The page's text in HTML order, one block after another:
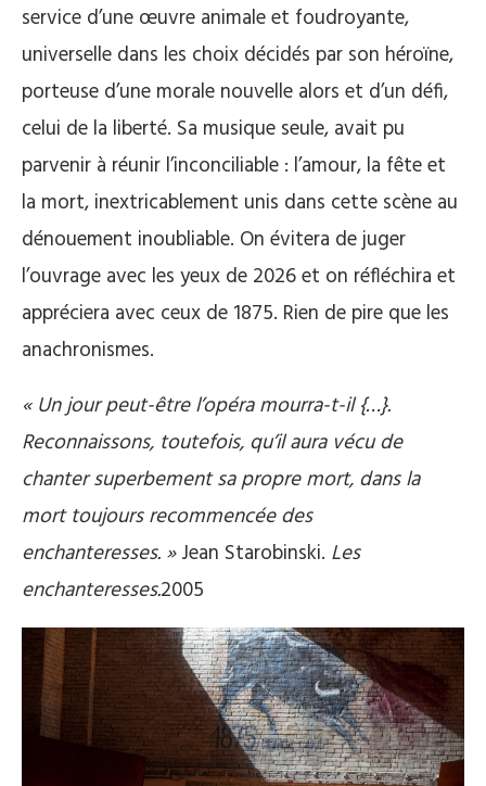
service d’une œuvre animale et foudroyante,
universelle dans les choix décidés par son héroïne,
porteuse d’une morale nouvelle alors et d’un défi,
celui de la liberté. Sa musique seule, avait pu
parvenir à réunir l’inconciliable : l’amour, la fête et
la mort, inextricablement unis dans cette scène au
dénouement inoubliable. On évitera de juger
l’ouvrage avec les yeux de 2026 et on réfléchira et
appréciera avec ceux de 1875. Rien de pire que les
anachronismes.
« Un jour peut-être l’opéra mourra-t-il {…}.
Reconnaissons, toutefois, qu’il aura vécu de
chanter superbement sa propre mort, dans la
mort toujours recommencée des
enchanteresses. »Jean Starobinski. Les
enchanteresses.2005